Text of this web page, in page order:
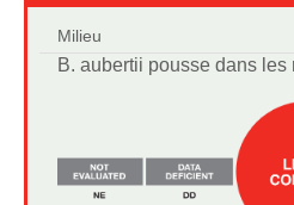
Milieu
B. aubertii pousse dans